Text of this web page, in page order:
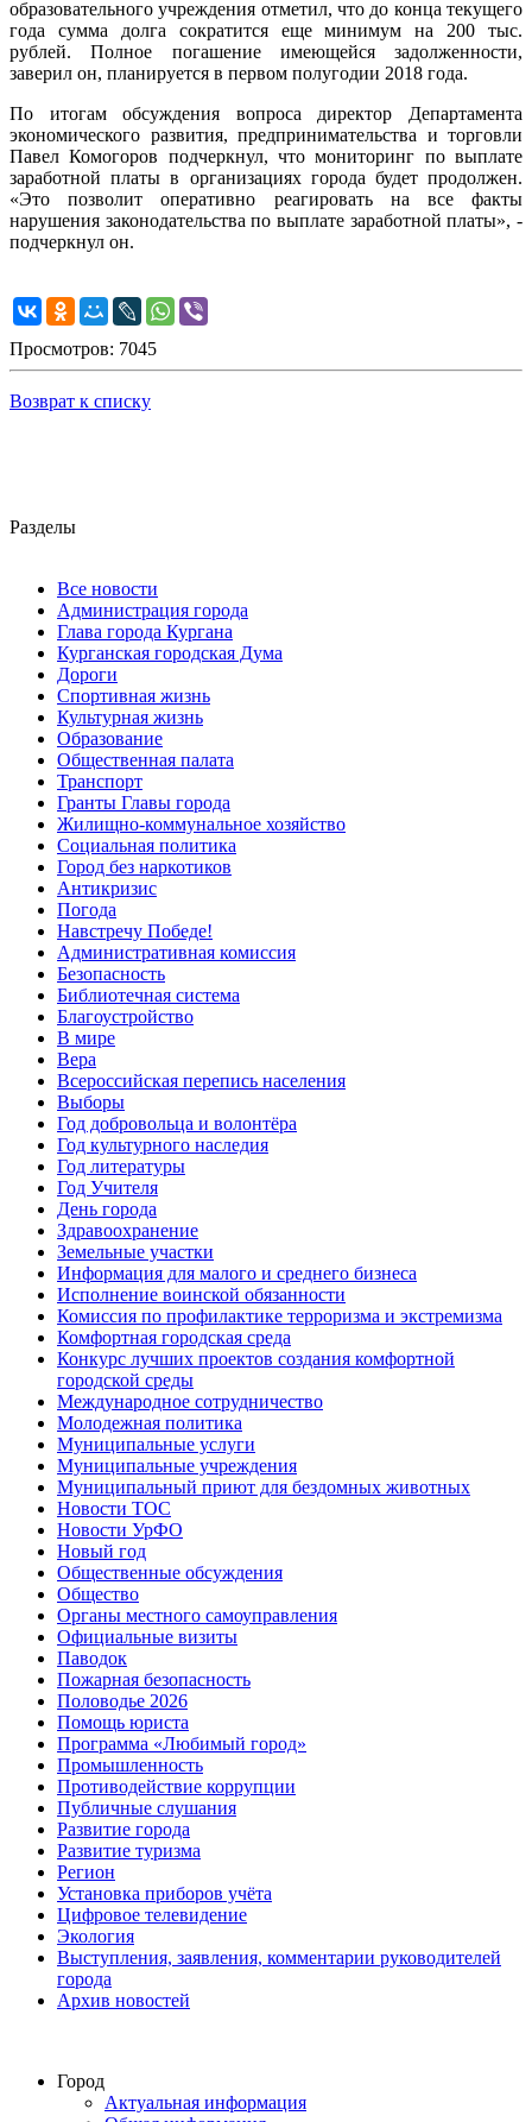
образовательного учреждения отметил, что до конца текущего
года сумма долга сократится еще минимум на 200 тыс.
рублей. Полное погашение имеющейся задолженности,
заверил он, планируется в первом полугодии 2018 года.
По итогам обсуждения вопроса директор Департамента
экономического развития, предпринимательства и торговли
Павел Комогоров подчеркнул, что мониторинг по выплате
заработной платы в организациях города будет продолжен.
«Это позволит оперативно реагировать на все факты
нарушения законодательства по выплате заработной платы», -
подчеркнул он.
Просмотров: 7045
Возврат к списку
Разделы
Все новости
Администрация города
Глава города Кургана
Курганская городская Дума
Дороги
Спортивная жизнь
Культурная жизнь
Образование
Общественная палата
Транспорт
Гранты Главы города
Жилищно-коммунальное хозяйство
Социальная политика
Город без наркотиков
Антикризис
Погода
Навстречу Победе!
Административная комиссия
Безопасность
Библиотечная система
Благоустройство
В мире
Вера
Всероссийская перепись населения
Выборы
Год добровольца и волонтёра
Год культурного наследия
Год литературы
Год Учителя
День города
Здравоохранение
Земельные участки
Информация для малого и среднего бизнеса
Исполнение воинской обязанности
Комиссия по профилактике терроризма и экстремизма
Комфортная городская среда
Конкурс лучших проектов создания комфортной
городской среды
Международное сотрудничество
Молодежная политика
Муниципальные услуги
Муниципальные учреждения
Муниципальный приют для бездомных животных
Новости ТОС
Новости УрФО
Новый год
Общественные обсуждения
Общество
Органы местного самоуправления
Официальные визиты
Паводок
Пожарная безопасность
Половодье 2026
Помощь юриста
Программа «Любимый город»
Промышленность
Противодействие коррупции
Публичные слушания
Развитие города
Развитие туризма
Регион
Установка приборов учёта
Цифровое телевидение
Экология
Выступления, заявления, комментарии руководителей
города
Архив новостей
Город
Актуальная информация